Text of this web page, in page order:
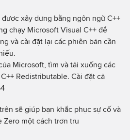
xây dựng bằng ngôn ngữ C++
chạy Microsoft Visual C++ để
và cài đặt lại các phiên bản cần
Microsoft, tìm và tải xuống các
Redistributable. Cài đặt cả
sẽ giúp bạn khắc phục sự cố và
Zero một cách trơn tru